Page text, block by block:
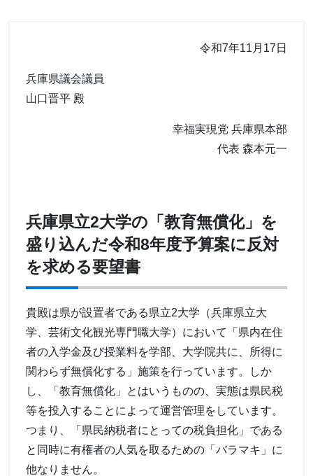
令和7年11月17日
兵庫県議会議員
山口晋平 殿
幸福実現党 兵庫県本部
代表 森本元一
兵庫県立2大学の「教育無償化」を
盛り込んだ令和8年度予算案に反対
を求める要望書
貴殿は県が設置者である県立2大学（兵庫県立大
学、芸術文化観光専門職大学）において「県内在住
者の入学金及び授業料を学部、大学院共に、所得に
関わらず無償化する」施策を行っています。しか
し、「教育無償化」とはいうものの、実態は県民税
等を投入することによって運営管理をしています。
つまり、「県民納税者にとっての税負担化」である
と同時に有権者の人気を取るための「バラマキ」に
他なりません。